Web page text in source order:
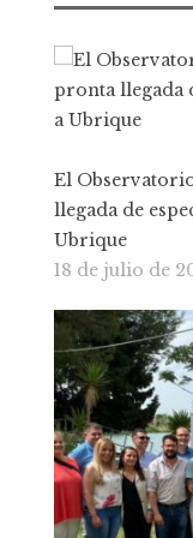
El
llegada de
Ubrique
18 de julio de